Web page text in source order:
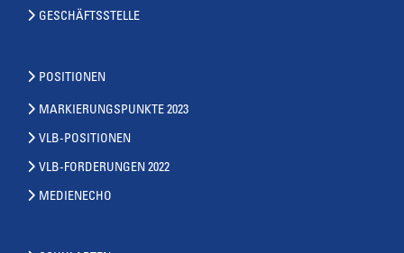
GESCHÄFTSSTELLE
POSITIONEN
MARKIERUNGSPUNKTE 2023
VLB-POSITIONEN
VLB-FORDERUNGEN 2022
MEDIENECHO